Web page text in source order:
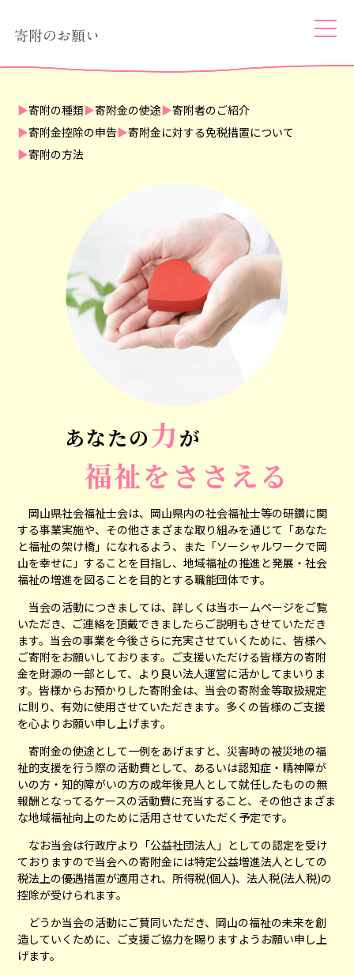
寄附のお願い
寄附の種類 寄附金の使途
寄附者のご紹介
寄附金控除の申告
寄附金に対する免税措置について
寄附の方法
あなたの力が
福祉をささえる
岡山県社会福祉士会は、岡山県内の社会福祉士等の研鑽に関
する事業実施や、その他さまざまな取り組みを通じて「あなた
と福祉の架け橋」になれるよう、また「ソーシャルワークで岡
山を幸せに」することを目指し、地域福祉の推進と発展・社会
福祉の増進を図ることを目的とする職能団体です。
当会の活動につきましては、詳しくは当ホームページをご覧
いただき、ご連絡を頂戴できましたらご説明もさせていただき
ます。当会の事業を今後さらに充実させていくために、皆様へ
ご寄附をお願いしております。ご支援いただける皆様方の寄附
金を財源の一部として、より良い法人運営に活かしてまいりま
す。皆様からお預かりした寄附金は、当会の寄附金等取扱規定
に則り、有効に使用させていただきます。多くの皆様のご支援
を心よりお願い申し上げます。
寄附金の使途として一例をあげますと、災害時の被災地の福
祉的支援を行う際の活動費として、あるいは認知症・精神障が
いの方・知的障がいの方の成年後見人として就任したものの無
報酬となってるケースの活動費に充当すること、その他さまざま
な地域福祉向上のために活用させていただく予定です。
なお当会は行政庁より「公益社団法人」としての認定を受け
ておりますので当会への寄附金には特定公益増進法人としての
税法上の優遇措置が適用され、所得税(個人)、法人税(法人税)の
控除が受けられます。
どうか当会の活動にご賛同いただき、岡山の福祉の未来を創
造していくために、ご支援ご協力を賜りますようお願い申し上
げます。